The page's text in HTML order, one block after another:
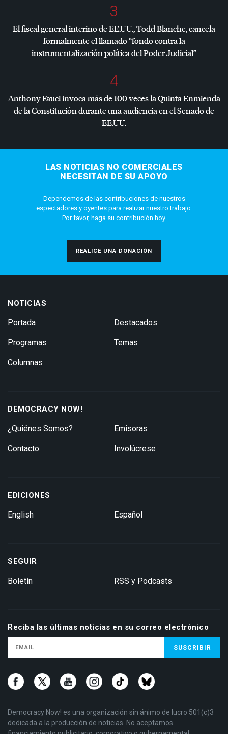
3
El fiscal general interino de EE.UU., Todd Blanche, cancela
formalmente el llamado “fondo contra la
instrumentalización política del Poder Judicial”
4
Anthony Fauci invoca más de 100 veces la Quinta Enmienda
de la Constitución durante una audiencia en el Senado de
EE.UU.
LAS NOTICIAS NO COMERCIALES
NECESITAN DE SU APOYO
Dependemos de las contribuciones de nuestros
espectadores y oyentes para realizar nuestro trabajo.
Por favor, haga su contribución hoy.
REALICE UNA DONACIÓN
NOTICIAS
Portada
Programas
Columnas
Destacados
Temas
DEMOCRACY NOW!
¿Quiénes Somos?
Contacto
Emisoras
Involúcrese
EDICIONES
English Español
SEGUIR
Boletín RSS y Podcasts
Reciba las últimas noticias en su correo electrónico
Democracy Now! es una organización sin ánimo de lucro 501(c)3
dedicada a la producción de noticias. No aceptamos